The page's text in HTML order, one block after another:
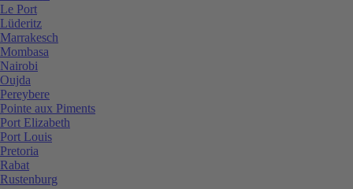
Le Port
Lüderitz
Marrakesch
Mombasa
Nairobi
Oujda
Pereybere
Pointe aux Piments
Port Elizabeth
Port Louis
Pretoria
Rabat
Rustenburg